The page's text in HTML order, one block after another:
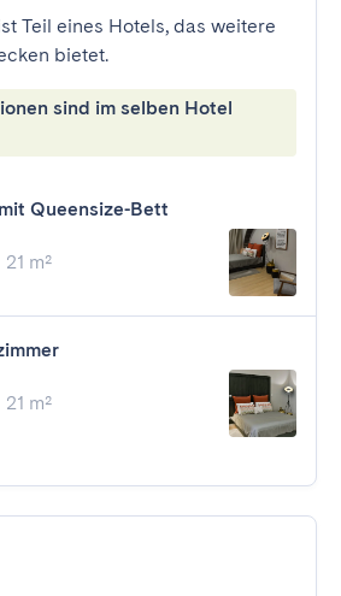
Teil eines Hotels, das weitere
bietet.
sind im selben Hotel
Queensize-Bett
21 m²
21 m²